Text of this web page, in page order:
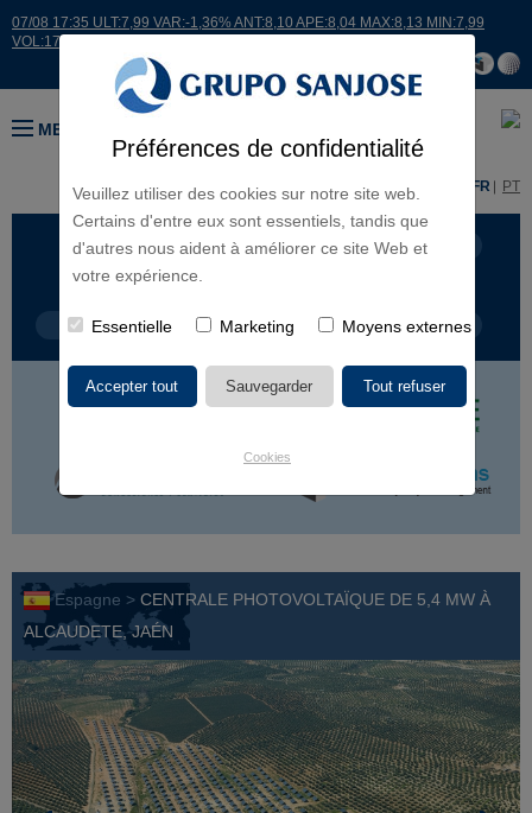
Préférences de confidentialité
Veuillez utiliser des cookies sur notre site web.
Certains d'entre eux sont essentiels, tandis que
d'autres nous aident à améliorer ce site Web et
votre expérience.
Essentielle Marketing Moyens externes
Cookies
07/08 17:35 ULT:7,99 VAR:-1,36% ANT:8,10 APE:8,04 MAX:8,13 MIN:7,99
VOL:17664
MENU
ES FR PT
LIGNES D'ACTIVITÉ CONTINENTS
TYPE DE PROJET NOM DU PROJET
Espagne > CENTRALE PHOTOVOLTAÏQUE DE 5,4 MW À
ALCAUDETE, JAÉN